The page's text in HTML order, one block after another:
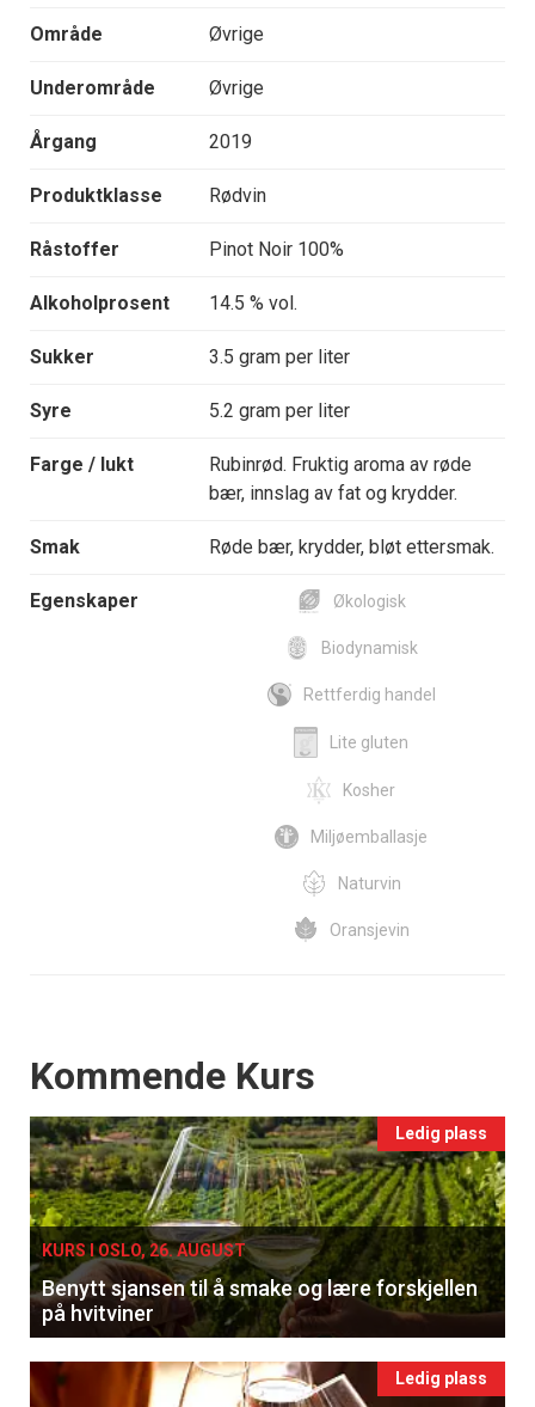
Område Øvrige
Underområde Øvrige
Årgang 2019
Produktklasse Rødvin
Råstoffer Pinot Noir 100%
Alkoholprosent 14.5 % vol.
Sukker 3.5 gram per liter
Syre 5.2 gram per liter
Farge / lukt
Rubinrød. Fruktig aroma av røde
bær, innslag av fat og krydder.
Smak Røde bær, krydder, bløt ettersmak.
Egenskaper Økologisk
Biodynamisk
Rettferdig handel
Lite gluten
Kosher
Miljøemballasje
Naturvin
Oransjevin
Events
Kommende Kurs
Ledig plass
KURS I OSLO, 26. AUGUST
Benytt sjansen til å smake og lære forskjellen
på hvitviner
Ledig plass